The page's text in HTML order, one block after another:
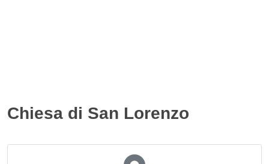
Chiesa di San Lorenzo